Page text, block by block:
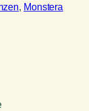
, Monstera